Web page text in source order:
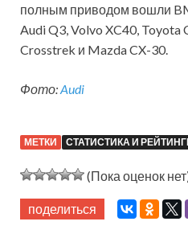
полным приводом вошли
Audi Q3, Volvo XC40, Toyota
Crosstrek и Mazda CX-30.
Фото:Audi
МЕТКИ СТАТИСТИКА И
(Пока оценок
поделиться